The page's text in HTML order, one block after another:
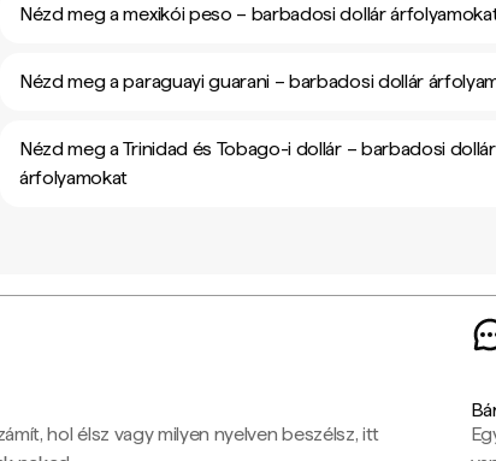
Nézd meg a mexikói peso – barbadosi dollár
Nézd meg a paraguayi guarani – barbadosi dollár
Nézd meg a Trinidad és Tobago-i dollár – barbadosi dollár
árfolyamokat
hol élsz vagy milyen nyelven beszélsz, itt